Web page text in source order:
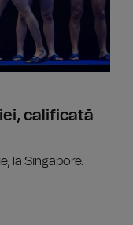
calificată
la Singapore.